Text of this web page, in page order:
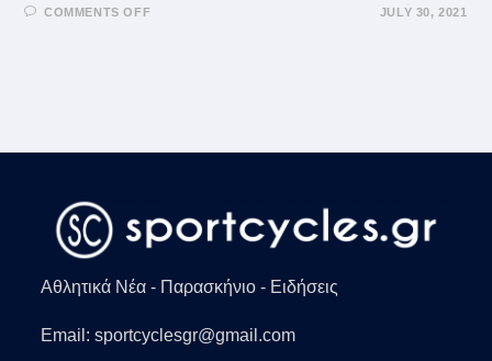
COMMENTS OFF JULY 30, 2021
Αθλητικά Νέα - Παρασκήνιο - Ειδήσεις
Email: sportcyclesgr@gmail.com